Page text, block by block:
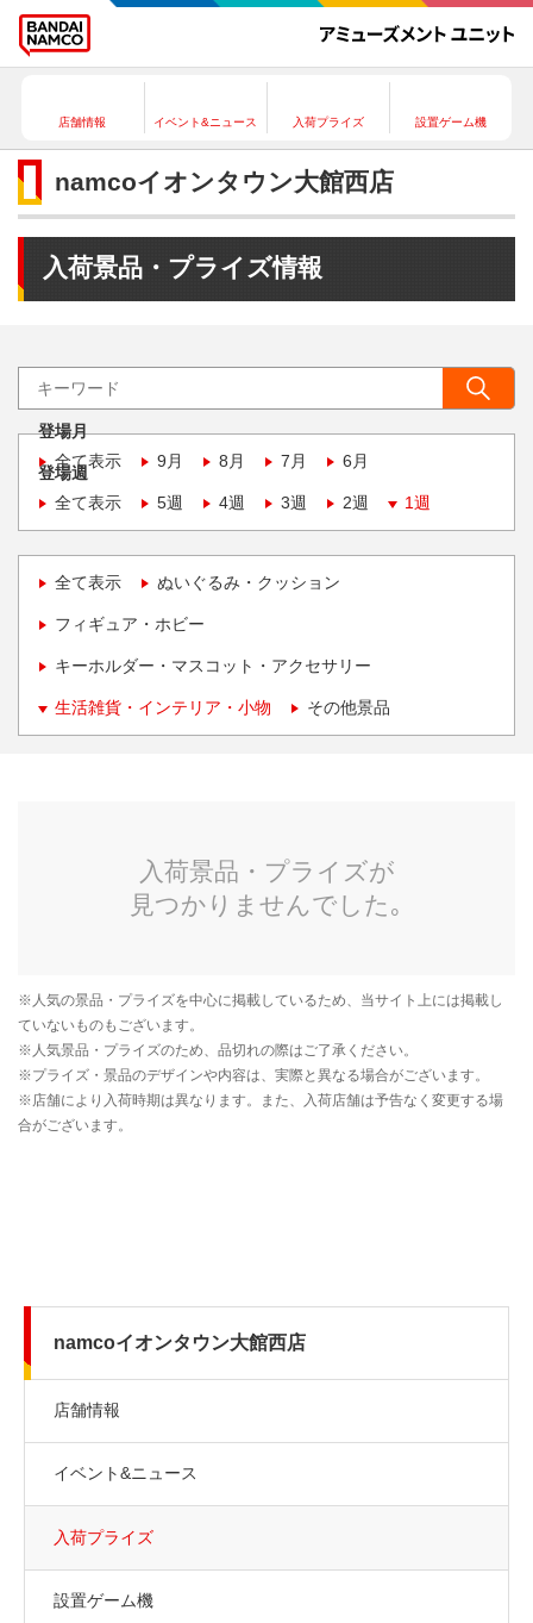
店舗情報 イベント&ニュース 入荷プライズ 設置ゲーム機
namcoイオンタウン大館西店
入荷景品・プライズ情報
登場月
全て表示
9月 8月 7月 6月
登場週
全て表示
5週 4週 3週 2週 1週
全て表示 ぬいぐるみ・クッション
フィギュア・ホビー
キーホルダー・マスコット・アクセサリー
生活雑貨・インテリア・小物 その他景品
namcoイオンタウン大館西店
店舗情報
イベント&ニュース
入荷プライズ
設置ゲーム機